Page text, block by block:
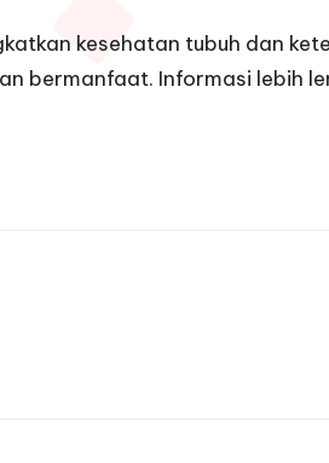
kesehatan tubuh dan
bermanfaat. Informasi lebih